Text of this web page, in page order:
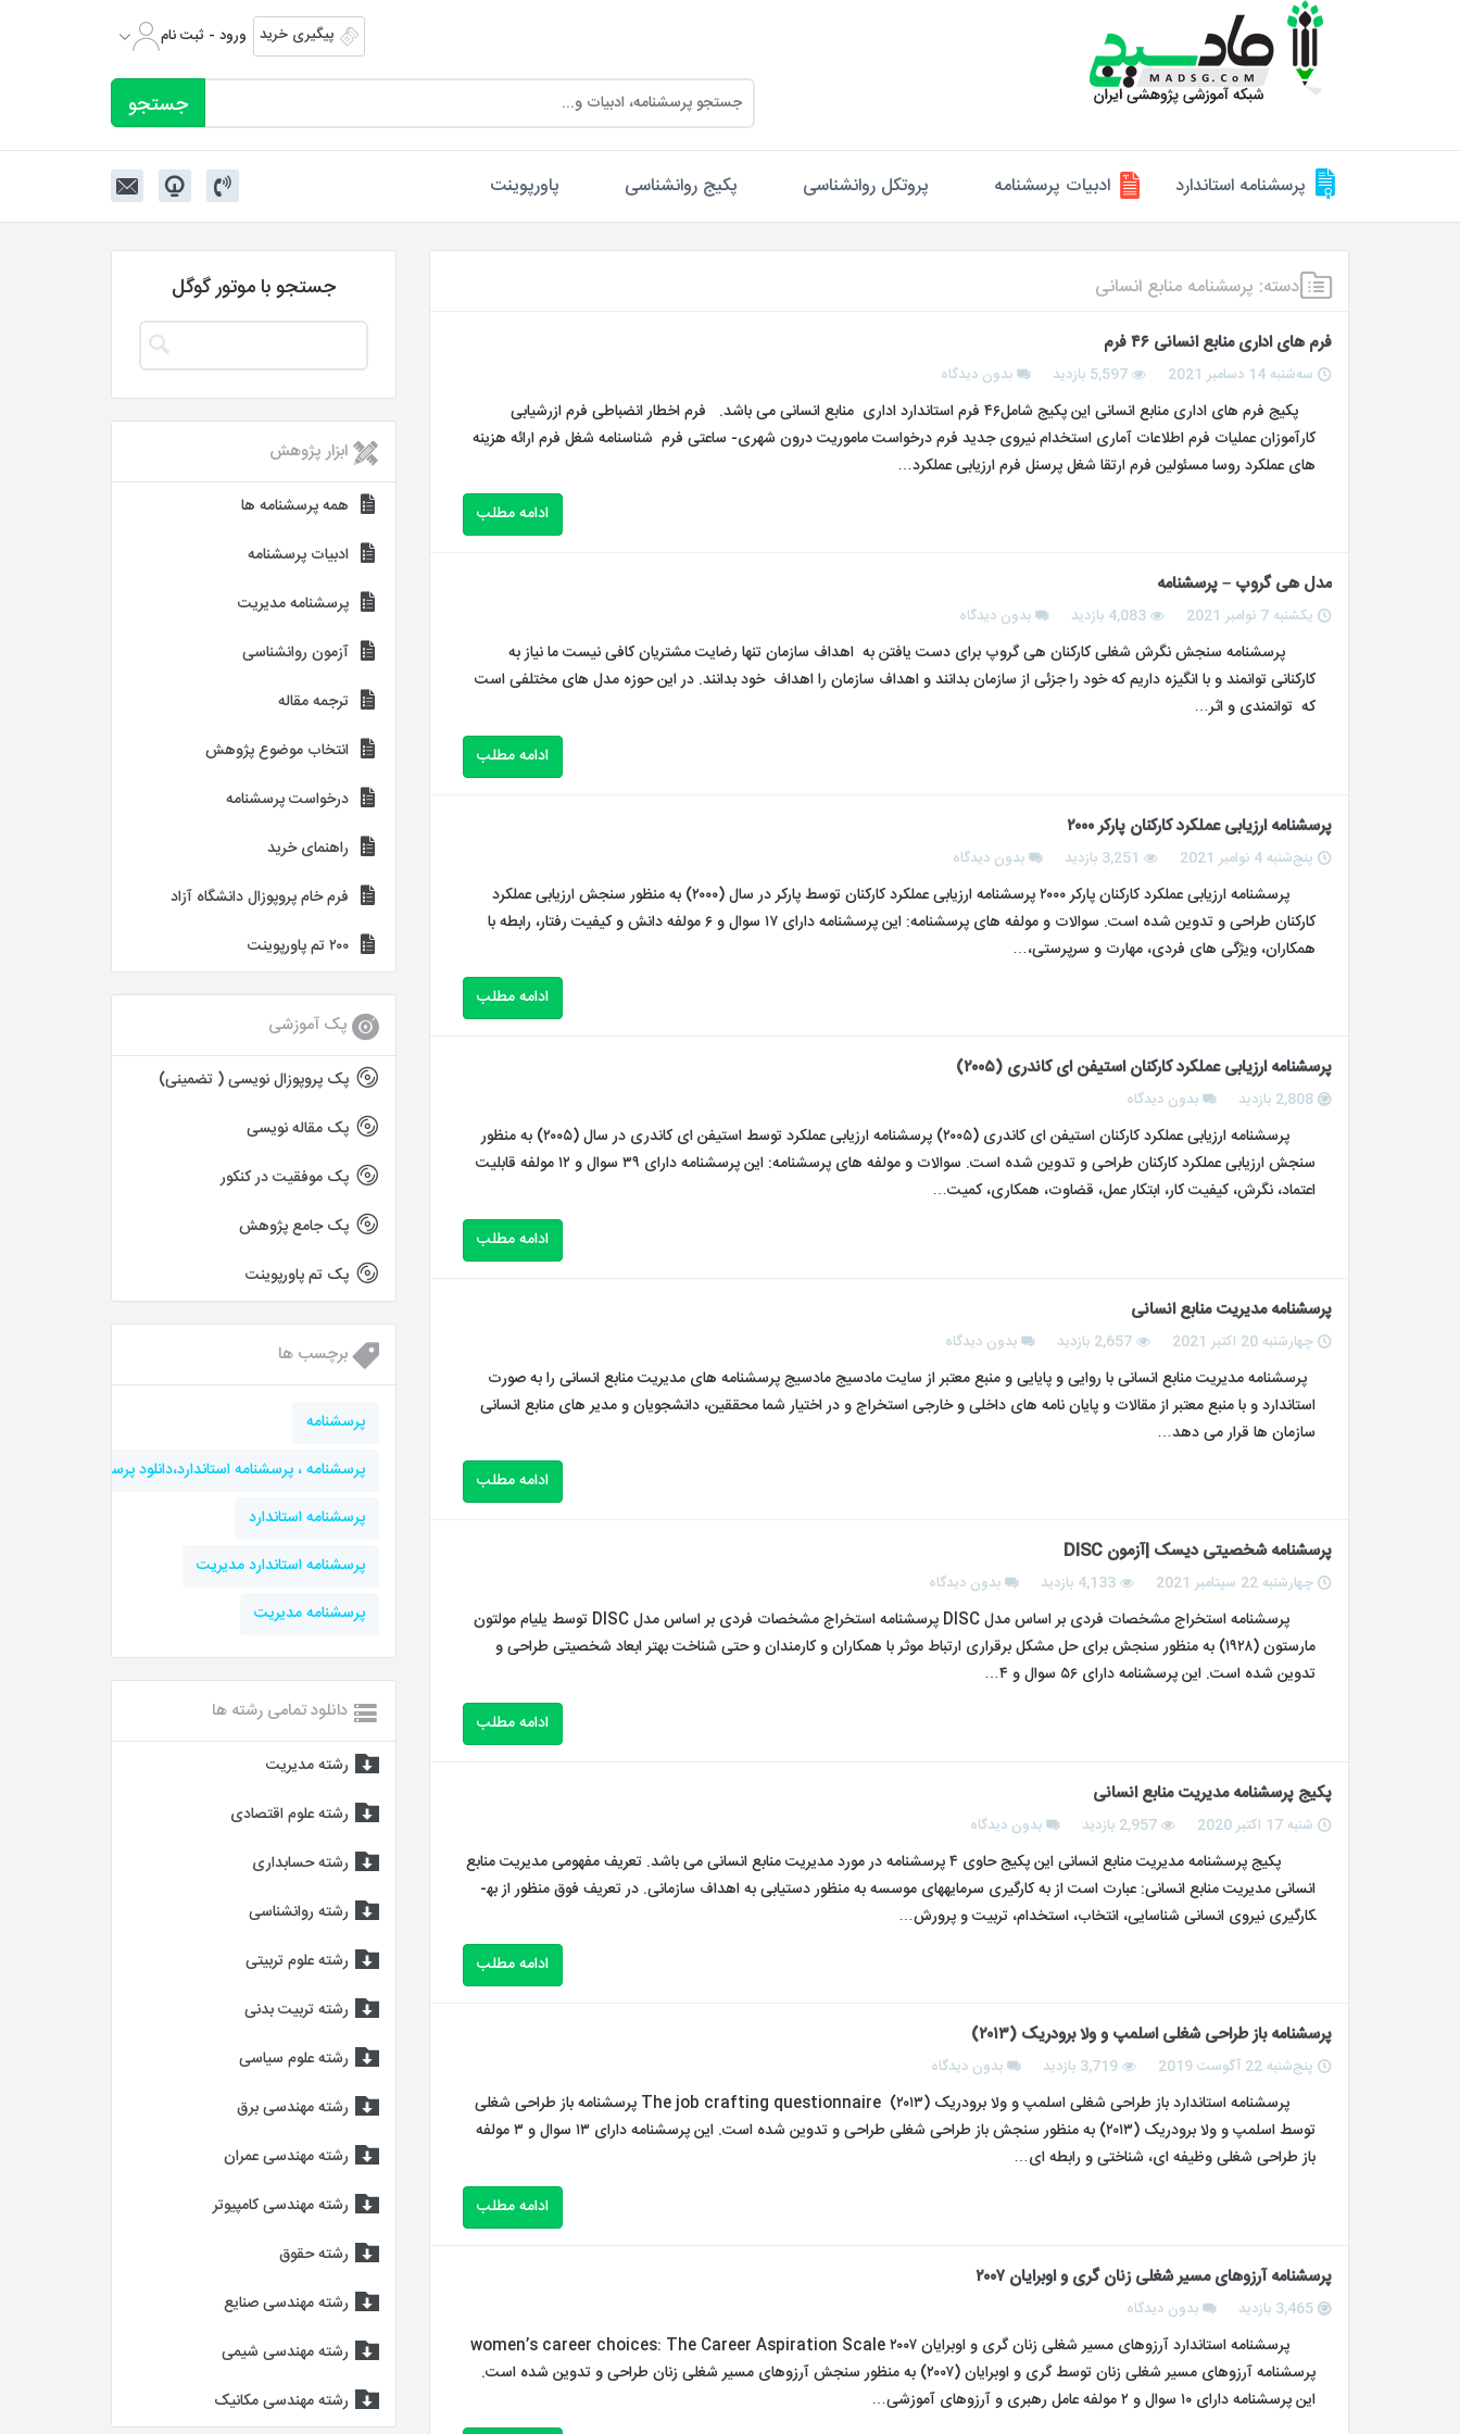
پیگیری خرید ورود - ثبت نام
پرسشنامه استاندارد ادبیات پرسشنامه پروتکل روانشناسی پکیج روانشناسی پاورپوینت
دسته: پرسشنامه منابع انسانی
فرم های اداری منابع انسانی ۴۶ فرم
سه‌شنبه 14 دسامبر 2021 5,597 بازدید بدون دیدگاه
پکیج فرم های اداری منابع انسانی این پکیج شامل۴۶ فرم استاندارد اداری منابع انسانی می باشد. فرم اخطار انضباطی فرم ازرشیابی
کارآموزان عملیات فرم اطلاعات آماری استخدام نیروی جدید فرم درخواست ماموریت درون شهری- ساعتی فرم شناسنامه شغل فرم ارائه هزینه
های عملکرد روسا مسئولین فرم ارتقا شغل پرسنل فرم ارزیابی عملکرد…
ادامه مطلب
مدل هی گروپ – پرسشنامه
یکشنبه 7 نوامبر 2021 4,083 بازدید بدون دیدگاه
پرسشنامه سنجش نگرش شغلی کارکنان هی گروپ برای دست یافتن به اهداف سازمان تنها رضایت مشتریان کافی نیست ما نیاز به
کارکنانی توانمند و با انگیزه داریم که خود را جزئی از سازمان بدانند و اهداف سازمان را اهداف خود بدانند. در این حوزه مدل های مختلفی است
که توانمندی و اثر…
ادامه مطلب
پرسشنامه ارزیابی عملکرد کارکنان پارکر ۲۰۰۰
پنج‌شنبه 4 نوامبر 2021 3,251 بازدید بدون دیدگاه
پرسشنامه ارزیابی عملکرد کارکنان پارکر ۲۰۰۰ پرسشنامه ارزیابی عملکرد کارکنان توسط پارکر در سال (۲۰۰۰) به منظور سنجش ارزیابی عملکرد
کارکنان طراحی و تدوین شده است. سوالات و مولفه های پرسشنامه: این پرسشنامه دارای ۱۷ سوال و ۶ مولفه دانش و کیفیت رفتار، رابطه با
همکاران، ویژگی های فردی، مهارت و سرپرستی،…
ادامه مطلب
پرسشنامه ارزیابی عملکرد کارکنان استیفن ای کاندری (۲۰۰۵)
2,808 بازدید بدون دیدگاه
پرسشنامه ارزیابی عملکرد کارکنان استیفن ای کاندری (۲۰۰۵) پرسشنامه ارزیابی عملکرد توسط استیفن ای کاندری در سال (۲۰۰۵) به منظور
سنجش ارزیابی عملکرد کارکنان طراحی و تدوین شده است. سوالات و مولفه های پرسشنامه: این پرسشنامه دارای ۳۹ سوال و ۱۲ مولفه قابلیت
اعتماد، نگرش، کیفیت کار، ابتکار عمل، قضاوت، همکاری، کمیت…
ادامه مطلب
پرسشنامه مدیریت منابع انسانی
چهارشنبه 20 اکتبر 2021 2,657 بازدید بدون دیدگاه
پرسشنامه مدیریت منابع انسانی با روایی و پایایی و منبع معتبر از سایت مادسیج مادسیج پرسشنامه های مدیریت منابع انسانی را به صورت
استاندارد و با منبع معتبر از مقالات و پایان نامه های داخلی و خارجی استخراج و در اختیار شما محققین، دانشجویان و مدیر های منابع انسانی
سازمان ها قرار می دهد…
ادامه مطلب
پرسشنامه شخصیتی دیسک |آزمون DISC
چهارشنبه 22 سپتامبر 2021 4,133 بازدید بدون دیدگاه
پرسشنامه استخراج مشخصات فردی بر اساس مدل DISC پرسشنامه استخراج مشخصات فردی بر اساس مدل DISC توسط یلیام مولتون
مارستون (۱۹۲۸) به منظور سنجش برای حل مشکل برقراری ارتباط موثر با همکاران و کارمندان و حتی شناخت بهتر ابعاد شخصیتی طراحی و
تدوین شده است. این پرسشنامه دارای ۵۶ سوال و ۴…
ادامه مطلب
پکیج پرسشنامه مدیریت منابع انسانی
شنبه 17 اکتبر 2020 2,957 بازدید بدون دیدگاه
پکیج پرسشنامه مدیریت منابع انسانی این پکیج حاوی ۴ پرسشنامه در مورد مدیریت منابع انسانی می باشد. تعریف مفهومی مدیریت منابع
انسانی مدیریت منابع انسانی: عبارت است از به کارگیری سرمایه­های موسسه به منظور دستیابی به اهداف سازمانی. در تعریف فوق منظور از به­
کارگیری نیروی انسانی شناسایی، انتخاب، استخدام، تربیت و پرورش…
ادامه مطلب
پرسشنامه باز طراحی شغلی اسلمپ و ولا برودریک (۲۰۱۳)
پنج‌شنبه 22 آگوست 2019 3,719 بازدید بدون دیدگاه
پرسشنامه استاندارد باز طراحی شغلی اسلمپ و ولا برودریک (۲۰۱۳) The job crafting questionnaire پرسشنامه باز طراحی شغلی
توسط اسلمپ و ولا برودریک (۲۰۱۳) به منظور سنجش باز طراحی شغلی طراحی و تدوین شده است. این پرسشنامه دارای ۱۳ سوال و ۳ مولفه
باز طراحی شغلی وظیفه ای، شناختی و رابطه ای…
ادامه مطلب
پرسشنامه آرزوهای مسیر شغلی زنان گری و اوبرایان ۲۰۰۷
3,465 بازدید بدون دیدگاه
پرسشنامه استاندارد آرزوهای مسیر شغلی زنان گری و اوبرایان ۲۰۰۷ women’s career choices: The Career Aspiration Scale
پرسشنامه آرزوهای مسیر شغلی زنان توسط گری و اوبرایان (۲۰۰۷) به منظور سنجش آرزوهای مسیر شغلی زنان طراحی و تدوین شده است.
این پرسشنامه دارای ۱۰ سوال و ۲ مولفه عامل رهبری و آرزوهای آموزشی…
جستجو با موتور گوگل
ابزار پژوهش
همه پرسشنامه ها
ادبیات پرسشنامه
پرسشنامه مدیریت
آزمون روانشناسی
ترجمه مقاله
انتخاب موضوع پژوهش
درخواست پرسشنامه
راهنمای خرید
فرم خام پروپوزال دانشگاه آزاد
۲۰۰ تم پاورپوینت
پک آموزشی
پک پروپوزال نویسی ( تضمینی)
پک مقاله نویسی
پک موفقیت در کنکور
پک جامع پژوهش
پک تم پاورپوینت
برچسب ها
پرسشنامه
پرسشنامه ، پرسشنامه استاندارد،دانلود پرسشنامه،
پرسشنامه استاندارد
پرسشنامه استاندارد مدیریت
پرسشنامه مديريت
دانلود تمامی رشته ها
رشته مدیریت
رشته علوم اقتصادی
رشته حسابداری
رشته روانشناسی
رشته علوم تربیتی
رشته تربیت بدنی
رشته علوم سیاسی
رشته مهندسی برق
رشته مهندسی عمران
رشته مهندسی کامپیوتر
رشته حقوق
رشته مهندسی صنایع
رشته مهندسی شیمی
رشته مهندسی مکانیک